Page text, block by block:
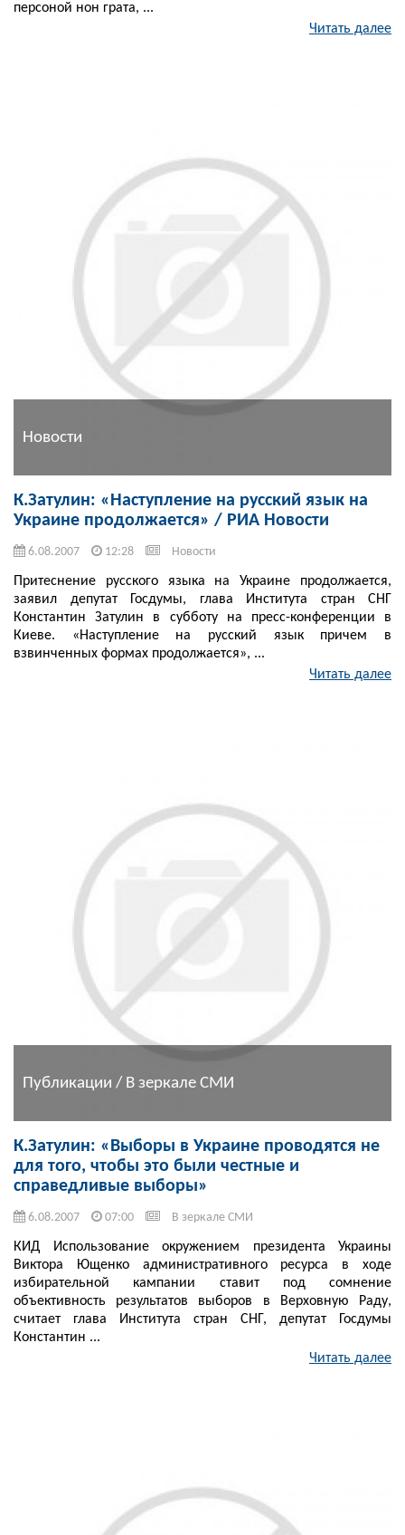
персоной нон грата, ...
Читать далее
Новости
К.Затулин: «Наступление на русский язык на
Украине продолжается» / РИА Новости
6.08.2007 12:28 Новости
Притеснение русского языка на Украине продолжается,
заявил депутат Госдумы, глава Института стран СНГ
Константин Затулин в субботу на пресс-конференции в
Киеве. «Наступление на русский язык причем в
взвинченных формах продолжается», ...
Читать далее
Публикации / В зеркале СМИ
К.Затулин: «Выборы в Украине проводятся не
для того, чтобы это были честные и
справедливые выборы»
6.08.2007 07:00 В зеркале СМИ
КИД Использование окружением президента Украины
Виктора Ющенко административного ресурса в ходе
избирательной кампании ставит под сомнение
объективность результатов выборов в Верховную Раду,
считает глава Института стран СНГ, депутат Госдумы
Константин ...
Читать далее